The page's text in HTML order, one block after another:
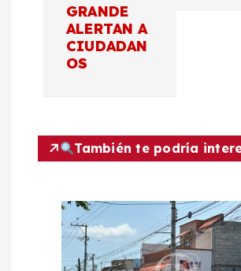
ó
GRANDE
ALERTAN A
CIUDADAN
OS
También te podría